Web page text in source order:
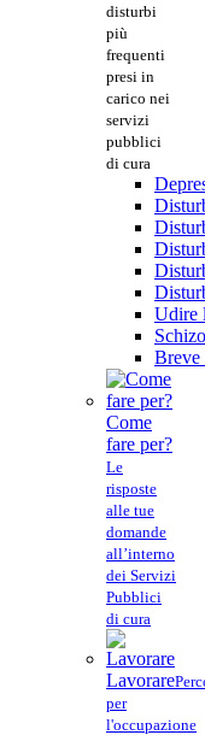
disturbi
più
frequenti
presi in
carico nei
servizi
pubblici
di cura
Udire
Breve
Come
fare per?
Le
risposte
alle tue
domande
all’interno
dei Servizi
Pubblici
di cura
Lavorare
per
l'occupazione